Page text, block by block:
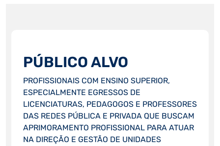
PÚBLICO ALVO
PROFISSIONAIS COM ENSINO SUPERIOR,
ESPECIALMENTE EGRESSOS DE
LICENCIATURAS, PEDAGOGOS E PROFESSORES
DAS REDES PÚBLICA E PRIVADA QUE BUSCAM
APRIMORAMENTO PROFISSIONAL PARA ATUAR
NA DIREÇÃO E GESTÃO DE UNIDADES